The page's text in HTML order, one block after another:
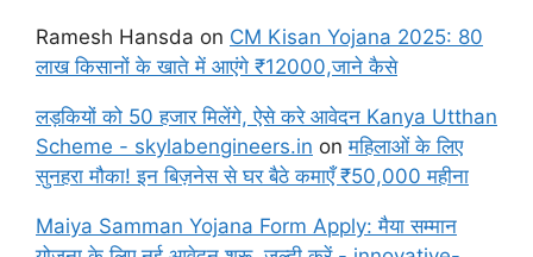
Ramesh Hansda on CM Kisan Yojana 2025: 80
लाख किसानों के खाते में आएंगे ₹12000,जाने कैसे
लड़कियों को 50 हजार मिलेंगे, ऐसे करे आवेदन Kanya Utthan
Scheme - skylabengineers.in onमहिलाओं के लिए
सुनहरा मौका! इन बिज़नेस से घर बैठे कमाएँ ₹50,000 महीना
Maiya Samman Yojana Form Apply: मैया सम्मान